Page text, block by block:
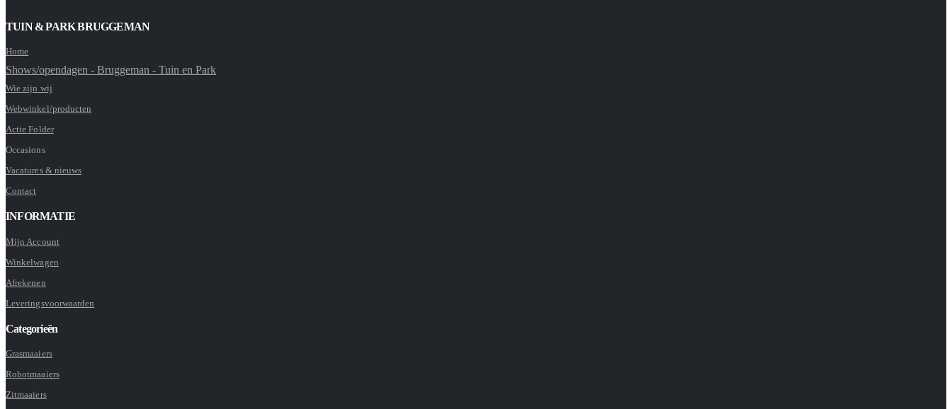
TUIN & PARK BRUGGEMAN
Home
Shows/opendagen - Bruggeman - Tuin en Park
Wie zijn wij
Webwinkel/producten
Actie Folder
Occasions
Vacatures & nieuws
Contact
INFORMATIE
Mijn Account
Winkelwagen
Afrekenen
Leveringsvoorwaarden
Categorieën
Grasmaaiers
Robotmaaiers
Zitmaaiers